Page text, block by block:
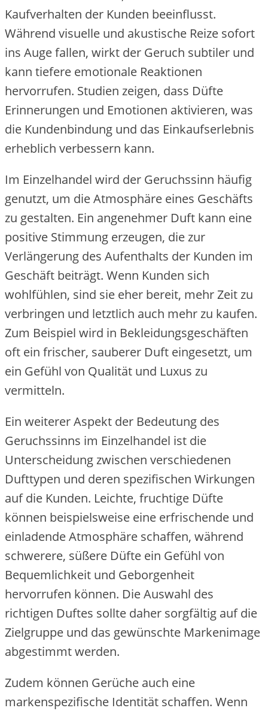
Kaufverhalten der Kunden beeinflusst.
Während visuelle und akustische Reize sofort
ins Auge fallen, wirkt der Geruch subtiler und
kann tiefere emotionale Reaktionen
hervorrufen. Studien zeigen, dass Düfte
Erinnerungen und Emotionen aktivieren, was
die Kundenbindung und das Einkaufserlebnis
erheblich verbessern kann.
Im Einzelhandel wird der Geruchssinn häufig
genutzt, um die Atmosphäre eines Geschäfts
zu gestalten. Ein angenehmer Duft kann eine
positive Stimmung erzeugen, die zur
Verlängerung des Aufenthalts der Kunden im
Geschäft beiträgt. Wenn Kunden sich
wohlfühlen, sind sie eher bereit, mehr Zeit zu
verbringen und letztlich auch mehr zu kaufen.
Zum Beispiel wird in Bekleidungsgeschäften
oft ein frischer, sauberer Duft eingesetzt, um
ein Gefühl von Qualität und Luxus zu
vermitteln.
Ein weiterer Aspekt der Bedeutung des
Geruchssinns im Einzelhandel ist die
Unterscheidung zwischen verschiedenen
Dufttypen und deren spezifischen Wirkungen
auf die Kunden. Leichte, fruchtige Düfte
können beispielsweise eine erfrischende und
einladende Atmosphäre schaffen, während
schwerere, süßere Düfte ein Gefühl von
Bequemlichkeit und Geborgenheit
hervorrufen können. Die Auswahl des
richtigen Duftes sollte daher sorgfältig auf die
Zielgruppe und das gewünschte Markenimage
abgestimmt werden.
Zudem können Gerüche auch eine
markenspezifische Identität schaffen. Wenn